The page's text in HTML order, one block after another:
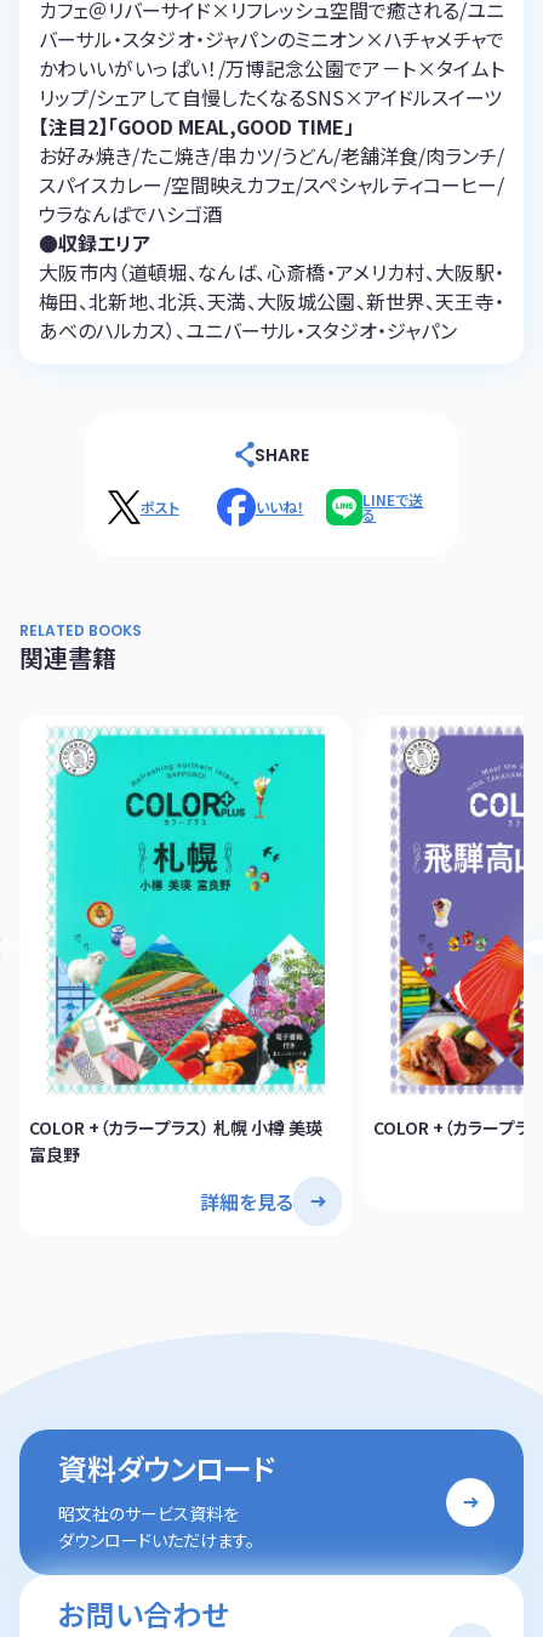
カフェ＠リバーサイド×リフレッシュ空間で癒される/ユニ
バーサル・スタジオ・ジャパンのミニオン×ハチャメチャで
かわいいがいっぱい！/万博記念公園でア－ト×タイムト
リップ/シェアして自慢したくなるSNS×アイドルスイーツ
【注目2】「GOOD MEAL,GOOD TIME」
お好み焼き/たこ焼き/串カツ/うどん/老舗洋食/肉ランチ/
スパイスカレー/空間映えカフェ/スペシャルティコーヒー/
ウラなんばでハシゴ酒
●収録エリア
大阪市内（道頓堀、なんば、心斎橋・アメリカ村、大阪駅・
梅田、北新地、北浜、天満、大阪城公園、新世界、天王寺・
あべのハルカス）、ユニバーサル・スタジオ・ジャパン
SHARE
ポスト いいね！ LINEで送
る
RELATED BOOKS
関連書籍
COLOR +（カラープラス） 札幌 小樽 美瑛
富良野
詳細を見る
COLOR +（カラープラ
資料ダウンロード
昭文社のサービス資料を
ダウンロードいただけます。
お問い合わせ